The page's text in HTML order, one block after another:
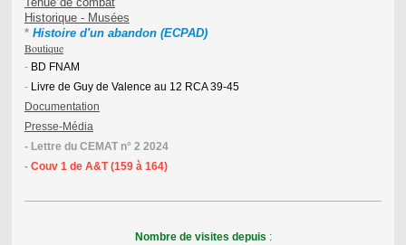
Historique - Musées
* Histoire d'un abandon (ECPAD)
Boutique
- BD FNAM
- Livre de Guy de Valence au 12 RCA 39-45
Documentation
Presse-Média
- Lettre du CEMAT n° 2 2024
- Couv 1 de A&T (159 à 164)
Nombre de visites depuis :